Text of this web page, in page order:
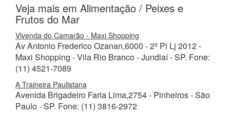
Veja mais em Alimentação / Peixes e
Frutos do Mar
Vivenda do Camarão - Maxi Shopping
Av Antonio Frederico Ozanan,6000 - 2º Pi Lj 2012 -
Maxi Shopping - Vila Rio Branco - Jundiaí - SP. Fone:
(11) 4521-7089
A Traineira Paulistana
Avenida Brigadeiro Faria Lima,2754 - Pinheiros - São
Paulo - SP. Fone: (11) 3816-2972